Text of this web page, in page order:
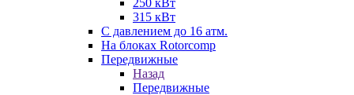
250 кВт
315 кВт
С давлением до 16 атм.
На блоках Rotorcomp
Передвижные
Назад
Передвижные